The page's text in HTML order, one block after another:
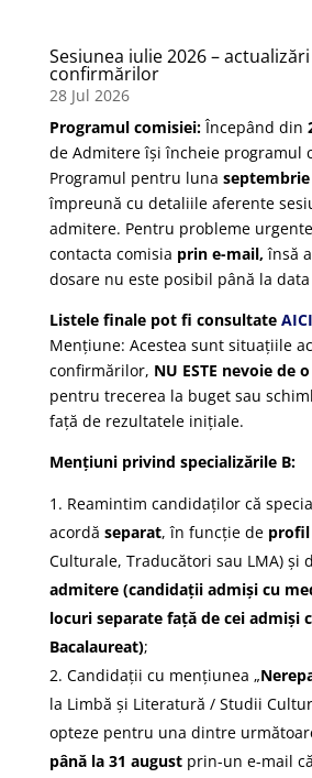
Sesiunea iulie 2026 –
confirmărilor
28 Jul 2026
Programul comisiei:Începând din
de Admitere își încheie programul
Programul pentru luna septembrie
împreună cu detaliile aferente
admitere. Pentru probleme
contacta comisia prin e-mail, însă
dosare nu este posibil până la
Listele finale pot fi consultate AICI
Mențiune: Acestea sunt situațiile
confirmărilor, NU ESTE nevoie de
pentru trecerea la buget sau
față de rezultatele inițiale.
Mențiuni privind specializările B:
Reamintim candidaților că
acordă separat, în funcție deprofil
Culturale, Traducători sau LMA) și
admitere (candidații admiși cu
locuri separate față de cei admiși
Bacalaureat);
Candidații cu mențiunea „
la Limbă și Literatură / Studii
opteze pentru una dintre
până la 31 august prin-un e-mail